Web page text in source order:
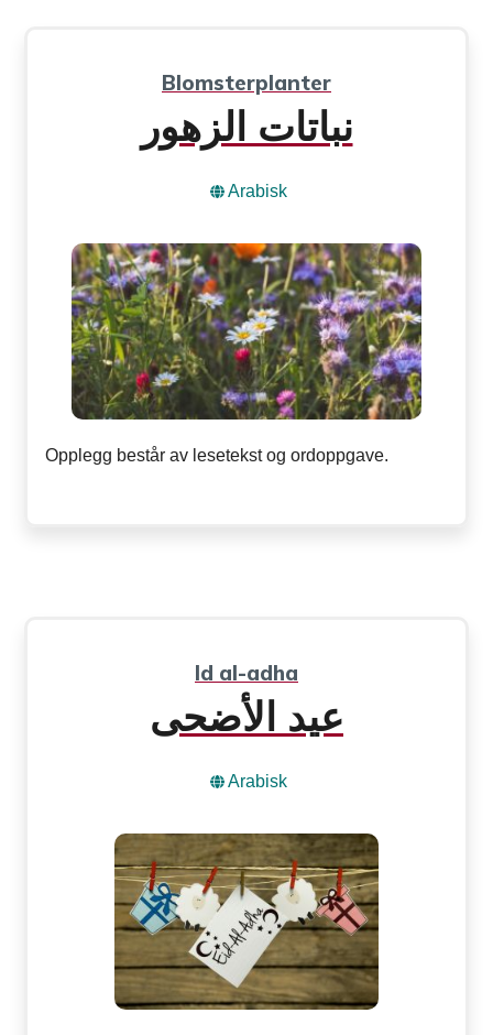
Blomsterplanter
نباتات الزهور
Arabisk
Opplegg består av lesetekst og ordoppgave.
Id al-adha
عيد الأضحى
Arabisk